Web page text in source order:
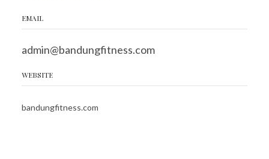
EMAIL
admin@bandungfitness.com
WEBSITE
bandungfitness.com